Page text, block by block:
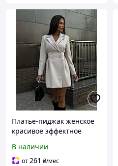
Платье-пиджак женское
красивое эффектное
на пуговицах на запах
размеры 42-48
В наличии
от261 ₴/мес